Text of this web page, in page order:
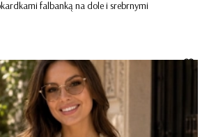
falbanką na dole i srebrnymi